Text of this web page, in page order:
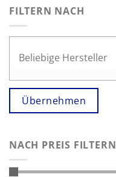
FILTERN NACH
Übernehmen
NACH PREIS FILTERN